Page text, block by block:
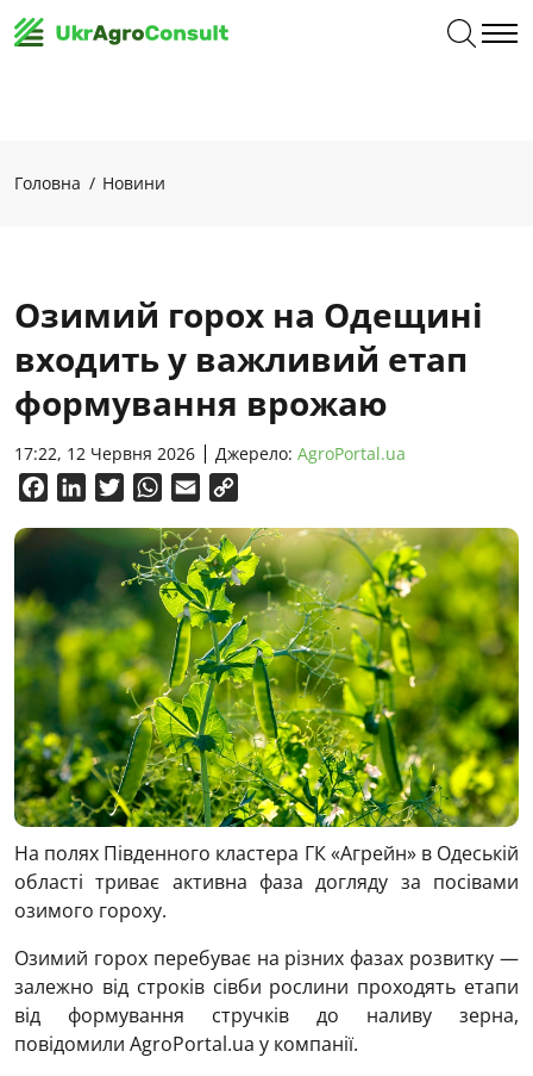
Головна Новини
Озимий горох на Одещині
входить у важливий етап
формування врожаю
17:22, 12 Червня 2026 Джерело: AgroPortal.ua
FacebookLinkedInTwitterWhatsApp
Email
На полях Південного кластера ГК «Агрейн» в Одеській
області триває активна фаза догляду за посівами
озимого гороху.
Озимий горох перебуває на різних фазах розвитку —
залежно від строків сівби рослини проходять етапи
від формування стручків до наливу зерна,
повідомили AgroPortal.ua у компанії.